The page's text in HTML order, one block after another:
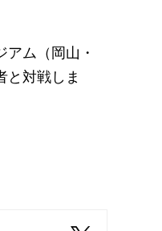
ム（岡山・
と対戦しま